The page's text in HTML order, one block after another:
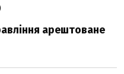
арештоване